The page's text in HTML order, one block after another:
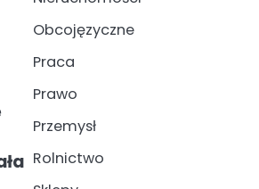
Obcojęzyczne
Praca
Prawo
Przemysł
Rolnictwo